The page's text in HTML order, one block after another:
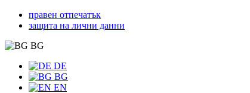
правен отпечатък
защита на лични данни
BG
DE
BG
EN